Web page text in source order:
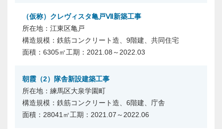
（仮称）クレヴィスタ亀戸Ⅶ新築工事
江東区亀戸
鉄筋コンクリート造、9階建、共同住宅
6305㎡
2021.08～2022.03
朝霞（2）隊舎新設建築工事
練馬区大泉学園町
鉄筋コンクリート造、6階建、庁舎
28041㎡
2021.07～2022.06